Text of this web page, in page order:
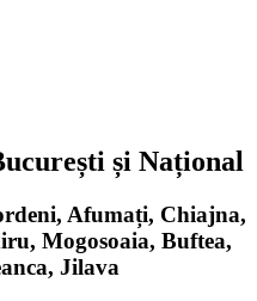
și Național
Afumați, Chiajna,
Mogosoaia, Buftea,
Jilava